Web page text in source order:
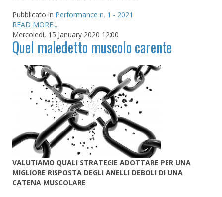
Pubblicato in Performance n. 1 - 2021
READ MORE...
Mercoledì, 15 January 2020 12:00
Quel maledetto muscolo carente
VALUTIAMO QUALI STRATEGIE ADOTTARE PER UNA
MIGLIORE RISPOSTA DEGLI ANELLI DEBOLI DI UNA
CATENA MUSCOLARE